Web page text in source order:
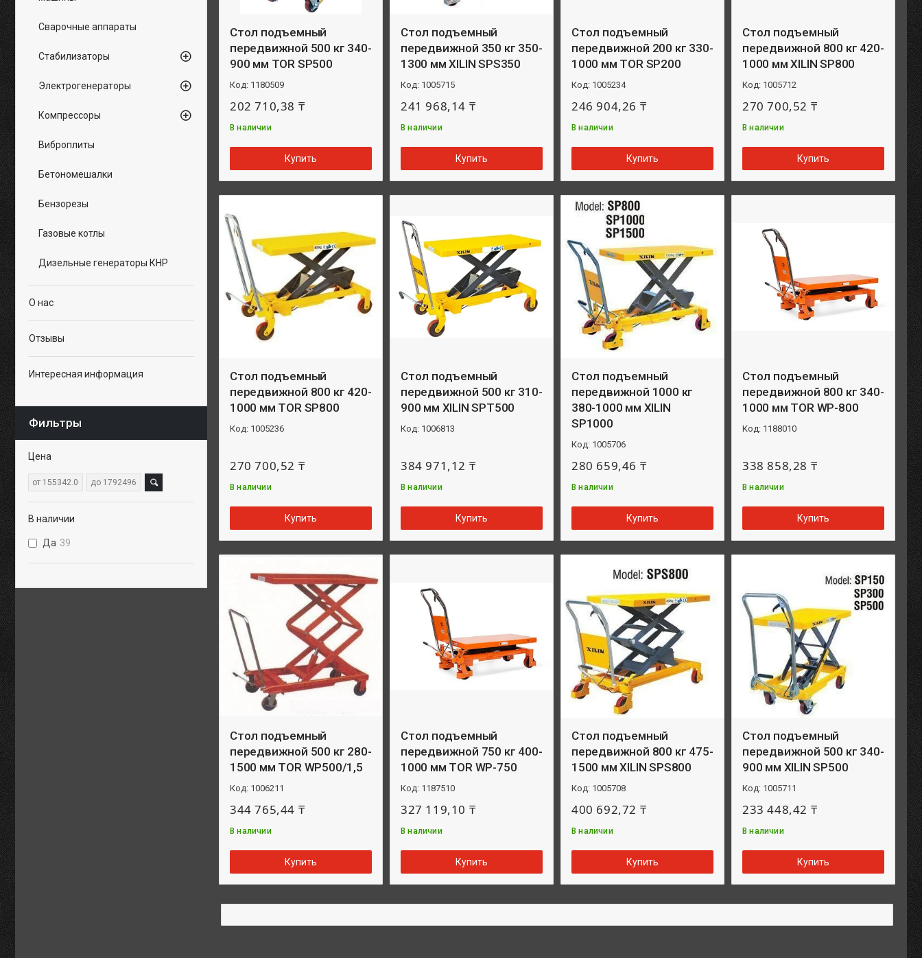
Стол подъемный
передвижной 500 кг 340-
900 мм TOR SP500
1180509
202 710,38 ₸
В наличии
Купить
Стол подъемный
передвижной 350 кг 350-
1300 мм XILIN SPS350
1005715
241 968,14 ₸
В наличии
Купить
Стол подъемный
передвижной 200 кг 330-
1000 мм TOR SP200
1005234
246 904,26 ₸
В наличии
Купить
Стол подъемный
передвижной 800 кг 420-
1000 мм XILIN SP800
1005712
270 700,52 ₸
В наличии
Купить
Стол подъемный
передвижной 800 кг 420-
1000 мм TOR SP800
1005236
270 700,52 ₸
В наличии
Купить
Стол подъемный
передвижной 500 кг 310-
900 мм XILIN SPT500
1006813
384 971,12 ₸
В наличии
Купить
Стол подъемный
передвижной 1000 кг
380-1000 мм XILIN
SP1000
1005706
280 659,46 ₸
В наличии
Купить
Стол подъемный
передвижной 800 кг 340-
1000 мм TOR WP-800
1188010
338 858,28 ₸
В наличии
Купить
Стол подъемный
передвижной 500 кг 280-
1500 мм TOR WP500/1,5
1006211
344 765,44 ₸
В наличии
Купить
Стол подъемный
передвижной 750 кг 400-
1000 мм TOR WP-750
1187510
327 119,10 ₸
В наличии
Купить
Стол подъемный
передвижной 800 кг 475-
1500 мм XILIN SPS800
1005708
400 692,72 ₸
В наличии
Купить
Стол подъемный
передвижной 500 кг 340-
900 мм XILIN SP500
1005711
233 448,42 ₸
В наличии
Купить
Сварочные аппараты
Стабилизаторы
Электрогенераторы
Компрессоры
Виброплиты
Бетономешалки
Бензорезы
Газовые котлы
Дизельные генераторы КНР
О нас
Отзывы
Интересная информация
Фильтры
Цена
В наличии
Да 39